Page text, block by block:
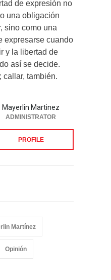
de expresión no
una obligación
sino como una
expresarse cuando
y la libertad de
así se decide.
callar, también.
Mayerlin Martinez
ADMINISTRATOR
PROFILE
Martínez
Opinión